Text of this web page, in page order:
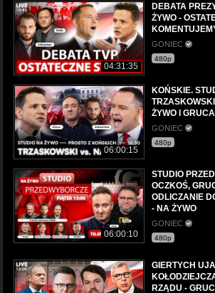
04:31:35
DEBATA
ŻYWO -
GONIEC
480p
06:00:15
KOŃSKIE.
ŻYWO l
GONIEC
480p
06:00:10
STUDIO
OCZKOŚ,
ODLICZANIE
- NA ŻYWO
GONIEC
480p
GIERTYCH
RZĄDU -